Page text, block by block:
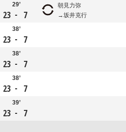
29’
23 - 7
朝見力弥
坂井克行
38’
23 - 7
38’
23 - 7
38’
23 - 7
39’
23 - 7